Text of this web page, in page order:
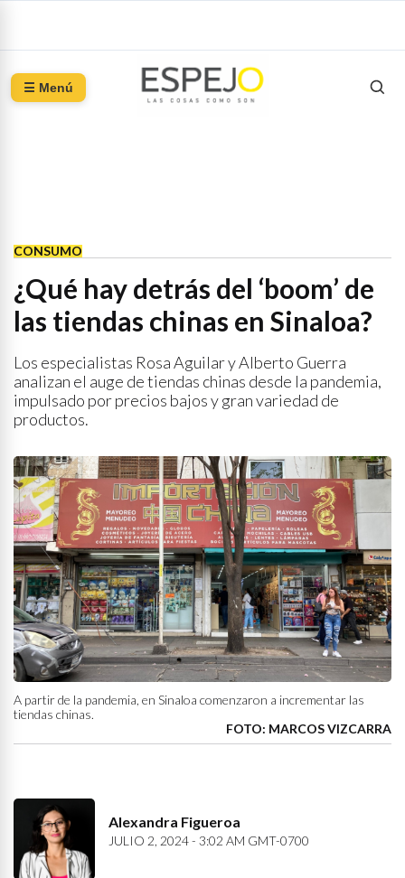
☰ Menú
CONSUMO
¿Qué hay detrás del ‘boom’ de
las tiendas chinas en Sinaloa?
Los especialistas Rosa Aguilar y Alberto Guerra
analizan el auge de tiendas chinas desde la pandemia,
impulsado por precios bajos y gran variedad de
productos.
A partir de la pandemia, en Sinaloa comenzaron a incrementar las
tiendas chinas.
FOTO: MARCOS VIZCARRA
Alexandra Figueroa
JULIO 2, 2024 - 3:02 AM GMT-0700